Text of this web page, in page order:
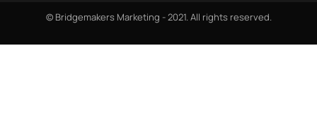
© Bridgemakers Marketing - 2021. All rights reserved.